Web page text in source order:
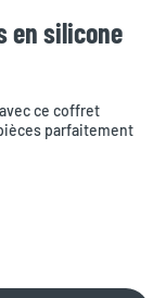
en silicone
ce coffret
parfaitement